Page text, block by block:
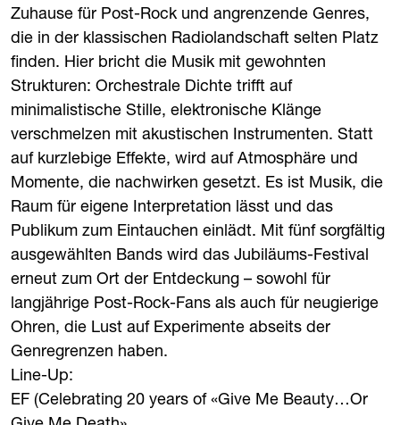
Zuhause für Post-Rock und angrenzende Genres,
die in der klassischen Radiolandschaft selten Platz
finden. Hier bricht die Musik mit gewohnten
Strukturen: Orchestrale Dichte trifft auf
minimalistische Stille, elektronische Klänge
verschmelzen mit akustischen Instrumenten. Statt
auf kurzlebige Effekte, wird auf Atmosphäre und
Momente, die nachwirken gesetzt. Es ist Musik, die
Raum für eigene Interpretation lässt und das
Publikum zum Eintauchen einlädt. Mit fünf sorgfältig
ausgewählten Bands wird das Jubiläums-Festival
erneut zum Ort der Entdeckung – sowohl für
langjährige Post-Rock-Fans als auch für neugierige
Ohren, die Lust auf Experimente abseits der
Genregrenzen haben.
Line-Up:
EF (Celebrating 20 years of «Give Me Beauty…Or